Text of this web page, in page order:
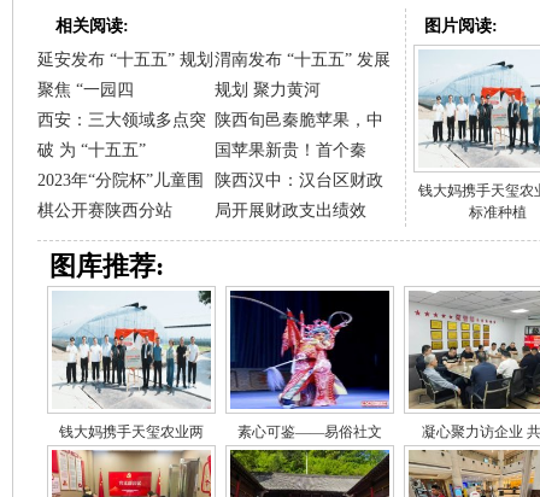
相关阅读:
延安发布 “十五五” 规划
聚焦 “一园四
渭南发布 “十五五” 发展
规划 聚力黄河
西安：三大领域多点突
破 为 “十五五”
陕西旬邑秦脆苹果，中
国苹果新贵！首个秦
2023年“分院杯”儿童围
棋公开赛陕西分站
陕西汉中：汉台区财政
局开展财政支出绩效
图片阅读:
钱大妈携手天玺农
标准种植
图库推荐:
钱大妈携手天玺农业两 素心可鉴——易俗社文 凝心聚力访企业